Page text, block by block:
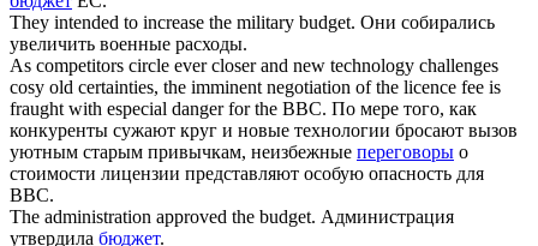
They intended to increase the military budget. Они собирались
увеличить военные расходы.
As competitors circle ever closer and new technology challenges
cosy old certainties, the imminentnegotiation of the licence fee is
fraught with especial danger for the BBC. По мере того, как
конкуренты сужают круг и новые технологии бросают вызов
уютным старым привычкам, неизбежные переговоры о
стоимости лицензии представляют особую опасность для
BBC.
The administration approved the budget. Администрация
утвердила бюджет.